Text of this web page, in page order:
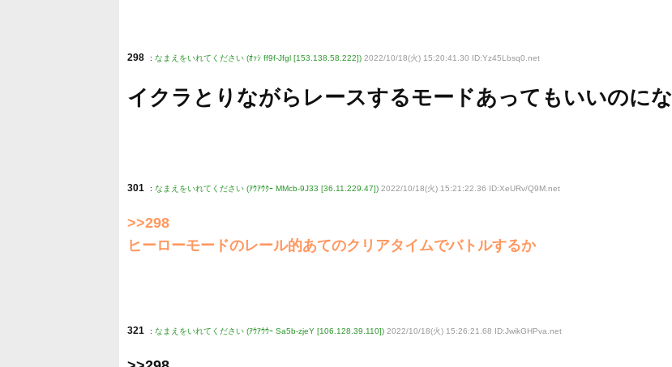
298 : なまえをいれてください (ｵｯｼ ff9f-Jfgl [153.138.58.222]) 2022/10/18(火) 15:20:41.30 ID:Yz45Lbsq0 .net
イクラとりながらレースするモードあってもいいのにな
301 : なまえをいれてください (ｱｳｱｳｸｰ MMcb-9J33 [36.11.229.47]) 2022/10/18(火) 15:21:22.36 ID:XeURv/Q9M .net
>>298
ヒーローモードのレール的あてのクリアタイムでバトルするか
321 : なまえをいれてください (ｱｳｱｳｳｰ Sa5b-zjeY [106.128.39.110]) 2022/10/18(火) 15:26:21.68 ID:JwikGHPva .net